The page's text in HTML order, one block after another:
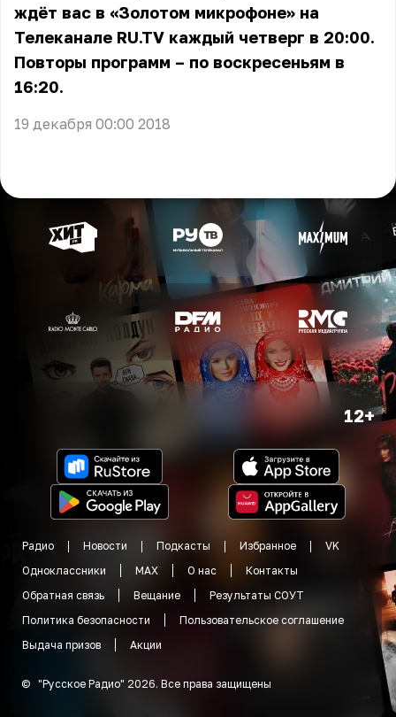
ждёт вас в «Золотом микрофоне» на
Телеканале RU.TV каждый четверг в 20:00.
Повторы программ – по воскресеньям в
16:20.
19 декабря 00:00 2018
12+
Радио Новости Подкасты Избранное
VK
Одноклассники
MAX О нас
Контакты
Обратная связь
Вещание
Результаты СОУТ
Политика безопасности
Пользовательское соглашение
Выдача призов
Акции
© "Русское Радио" 2026. Все права защищены